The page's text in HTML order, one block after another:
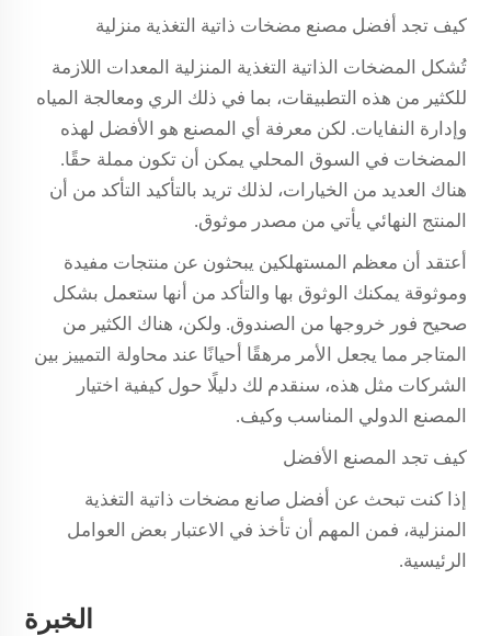
كيف تجد أفضل مصنع مضخات ذاتية التغذية منزلية
تُشكل المضخات الذاتية التغذية المنزلية المعدات اللازمة
للكثير من هذه التطبيقات، بما في ذلك الري ومعالجة المياه
وإدارة النفايات. لكن معرفة أي المصنع هو الأفضل لهذه
المضخات في السوق المحلي يمكن أن تكون مملة حقًا.
هناك العديد من الخيارات، لذلك تريد بالتأكيد التأكد من أن
المنتج النهائي يأتي من مصدر موثوق.
أعتقد أن معظم المستهلكين يبحثون عن منتجات مفيدة
وموثوقة يمكنك الوثوق بها والتأكد من أنها ستعمل بشكل
صحيح فور خروجها من الصندوق. ولكن، هناك الكثير من
المتاجر مما يجعل الأمر مرهقًا أحيانًا عند محاولة التمييز بين
الشركات مثل هذه، سنقدم لك دليلًا حول كيفية اختيار
المصنع الدولي المناسب وكيف.
كيف تجد المصنع الأفضل
إذا كنت تبحث عن أفضل صانع مضخات ذاتية التغذية
المنزلية، فمن المهم أن تأخذ في الاعتبار بعض العوامل
الرئيسية.
الخبرة